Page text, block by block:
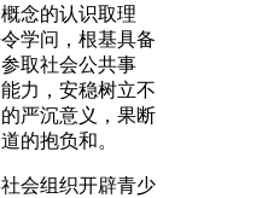
念的认识取理
学问，根基具备
取社会公共事
力，安稳树立不
严沉意义，果断
的抱负和。
会组织开辟青少